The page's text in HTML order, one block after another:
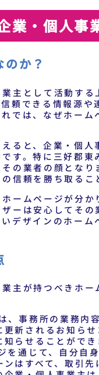
業・個人事
か？
主として活動す
頼できる情報源
では、なぜホー
ると、企業・個
す。特に三好郡
の業者の顔とな
信頼を勝ち取るこ
ームページが分
ーは安心してそ
デザインのホー
主が持つべきホ
、事務所の業務内
新されるお知ら
らせることができ
を通じて、自分自
はすべて、取引